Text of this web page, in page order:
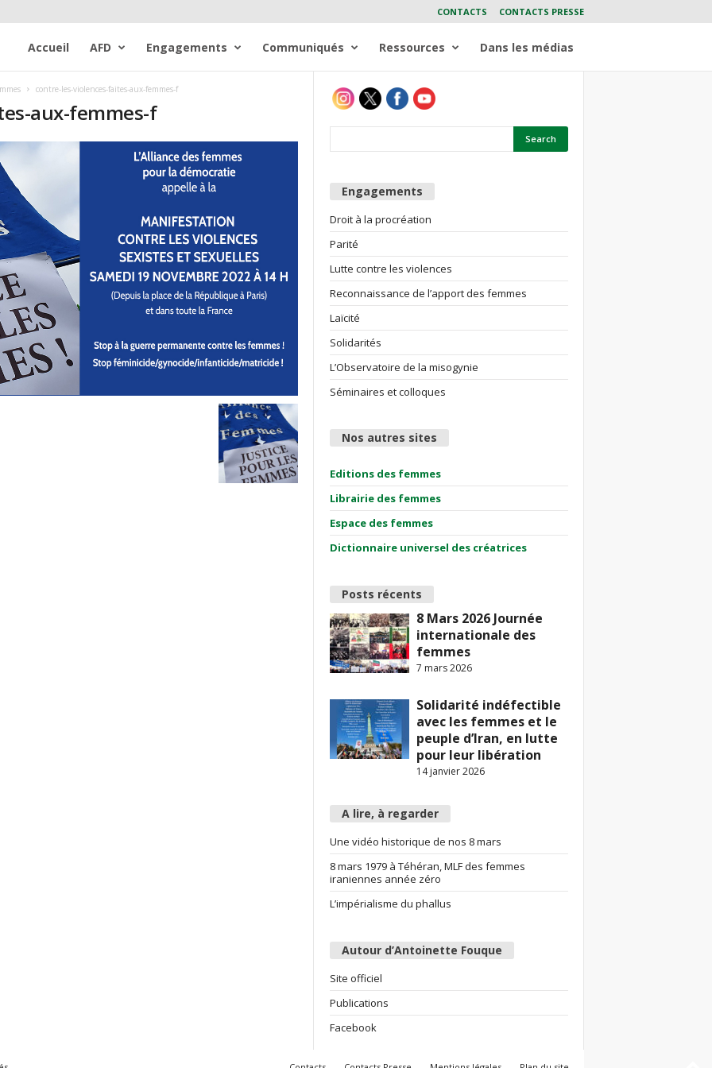
CONTACTS CONTACTS PRESSE
Accueil AFD Engagements Communiqués Ressources Dans les médias
contre-les-violences-faites-aux-femmes-f
aux-femmes-f
Engagements
Droit à la procréation
Parité
Lutte contre les violences
Reconnaissance de l’apport des femmes
Laïcité
Solidarités
L’Observatoire de la misogynie
Séminaires et colloques
Nos autres sites
Editions des femmes
Librairie des femmes
Espace des femmes
Dictionnaire universel des créatrices
Posts récents
8 Mars 2026 Journée
internationale des
femmes
7 mars 2026
Solidarité indéfectible
avec les femmes et le
peuple d’Iran, en lutte
pour leur libération
14 janvier 2026
A lire, à regarder
Une vidéo historique de nos 8 mars
8 mars 1979 à Téhéran, MLF des femmes
iraniennes année zéro
L’impérialisme du phallus
Autour d’Antoinette Fouque
Site officiel
Publications
Facebook